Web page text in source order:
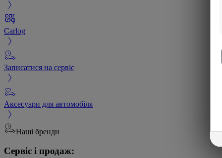
Carlog
Записатися на сервіс
Аксесуари для автомобіля
Наші бренди
Сервіс і продаж: